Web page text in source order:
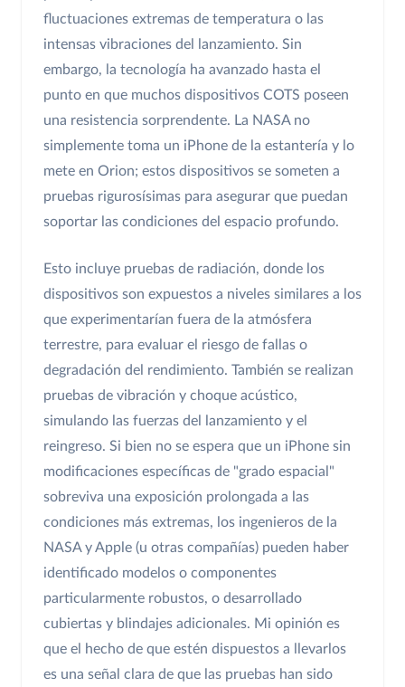
fluctuaciones extremas de temperatura o las
intensas vibraciones del lanzamiento. Sin
embargo, la tecnología ha avanzado hasta el
punto en que muchos dispositivos COTS poseen
una resistencia sorprendente. La NASA no
simplemente toma un iPhone de la estantería y lo
mete en Orion; estos dispositivos se someten a
pruebas rigurosísimas para asegurar que puedan
soportar las condiciones del espacio profundo.
Esto incluye pruebas de radiación, donde los
dispositivos son expuestos a niveles similares a los
que experimentarían fuera de la atmósfera
terrestre, para evaluar el riesgo de fallas o
degradación del rendimiento. También se realizan
pruebas de vibración y choque acústico,
simulando las fuerzas del lanzamiento y el
reingreso. Si bien no se espera que un iPhone sin
modificaciones específicas de "grado espacial"
sobreviva una exposición prolongada a las
condiciones más extremas, los ingenieros de la
NASA y Apple (u otras compañías) pueden haber
identificado modelos o componentes
particularmente robustos, o desarrollado
cubiertas y blindajes adicionales. Mi opinión es
que el hecho de que estén dispuestos a llevarlos
es una señal clara de que las pruebas han sido